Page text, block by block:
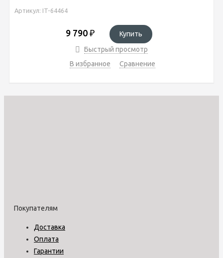
Артикул: IT-64464
9 790 ₽
Купить
Быстрый просмотр
В избранное
Сравнение
Покупателям
Доставка
Оплата
Гарантии